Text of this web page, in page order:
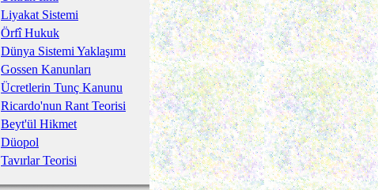
Liyakat Sistemi
Örfî Hukuk
Dünya Sistemi Yaklaşımı
Gossen Kanunları
Ücretlerin Tunç Kanunu
Ricardo'nun Rant Teorisi
Beyt'ül Hikmet
Düopol
Tavırlar Teorisi